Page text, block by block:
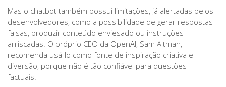
Mas o chatbot também possui limitações, já alertadas pelos
desenvolvedores, como a possibilidade de gerar respostas
falsas, produzir conteúdo enviesado ou instruções
arriscadas. O próprio CEO da OpenAI, Sam Altman,
recomenda usá-lo como fonte de inspiração criativa e
diversão, porque não é tão confiável para questões
factuais.